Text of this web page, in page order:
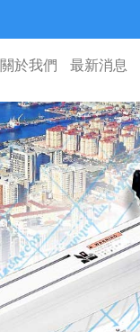
關於我們 最新消息